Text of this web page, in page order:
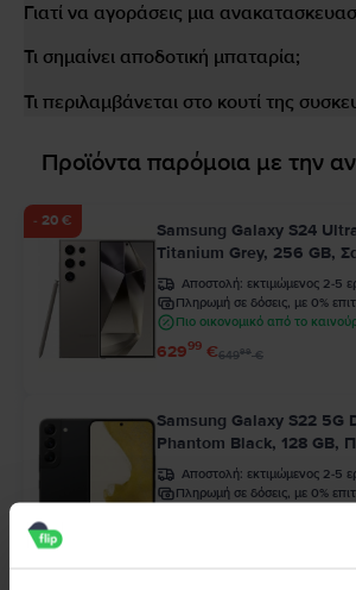
Γιατί να αγοράσεις μια
Τι σημαίνει αποδοτική μπαταρία;
Τι περιλαμβάνεται στο κουτί της
Προϊόντα παρόμοια με την
- 20 €
Samsung Galaxy S24
Titanium Grey, 256 GB,
Αποστολή: εκτιμώμενος 2-5
Πληρωμή σε δόσεις, με 0%
Πιο οικονομικό από το
62999 €64999€
Samsung Galaxy S22 5G
Phantom Black, 128 GB,
Αποστολή: εκτιμώμενος 2-5
Πληρωμή σε δόσεις, με 0%